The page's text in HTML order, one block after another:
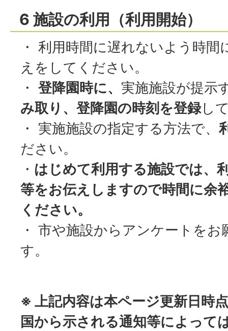
6 施設の利用（利用開始）
・ 利用時間に遅れないよう時
えをしてください。
・ 登降園時に、 実施施設が提示
み取り、登降園の時刻を登録し
・ 実施施設の指定する方法で、
ださい。
・ はじめて利用する施設では、
等をお伝えしますので時間に余
ください。
・ 市や施設からアンケートを
す。
※ 上記内容は本ページ更新日時
国から示される通知等によって